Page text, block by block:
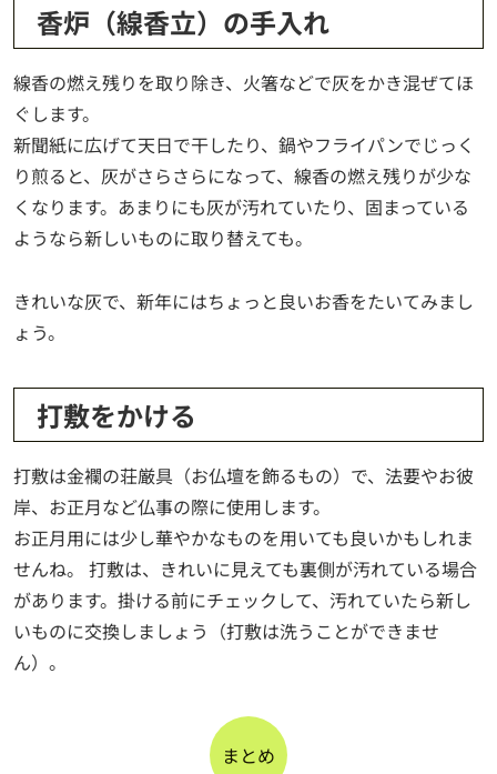
香炉（線香立）の手入れ
線香の燃え残りを取り除き、火箸などで灰をかき混ぜてほ
ぐします。
新聞紙に広げて天日で干したり、鍋やフライパンでじっく
り煎ると、灰がさらさらになって、線香の燃え残りが少な
くなります。あまりにも灰が汚れていたり、固まっている
ようなら新しいものに取り替えても。
きれいな灰で、新年にはちょっと良いお香をたいてみまし
ょう。
打敷をかける
打敷は金襴の荘厳具（お仏壇を飾るもの）で、法要やお彼
岸、お正月など仏事の際に使用します。
お正月用には少し華やかなものを用いても良いかもしれま
せんね。 打敷は、きれいに見えても裏側が汚れている場合
があります。掛ける前にチェックして、汚れていたら新し
いものに交換しましょう（打敷は洗うことができませ
ん）。
まとめ